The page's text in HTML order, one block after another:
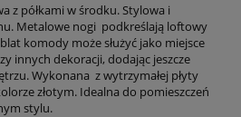
z półkami w środku. Stylowa i
Metalowe nogi podkreślają loftowy
komody może służyć jako miejsce
innych dekoracji, dodając jeszcze
Wykonana z wytrzymałej płyty
złotym. Idealna do pomieszczeń
stylu.